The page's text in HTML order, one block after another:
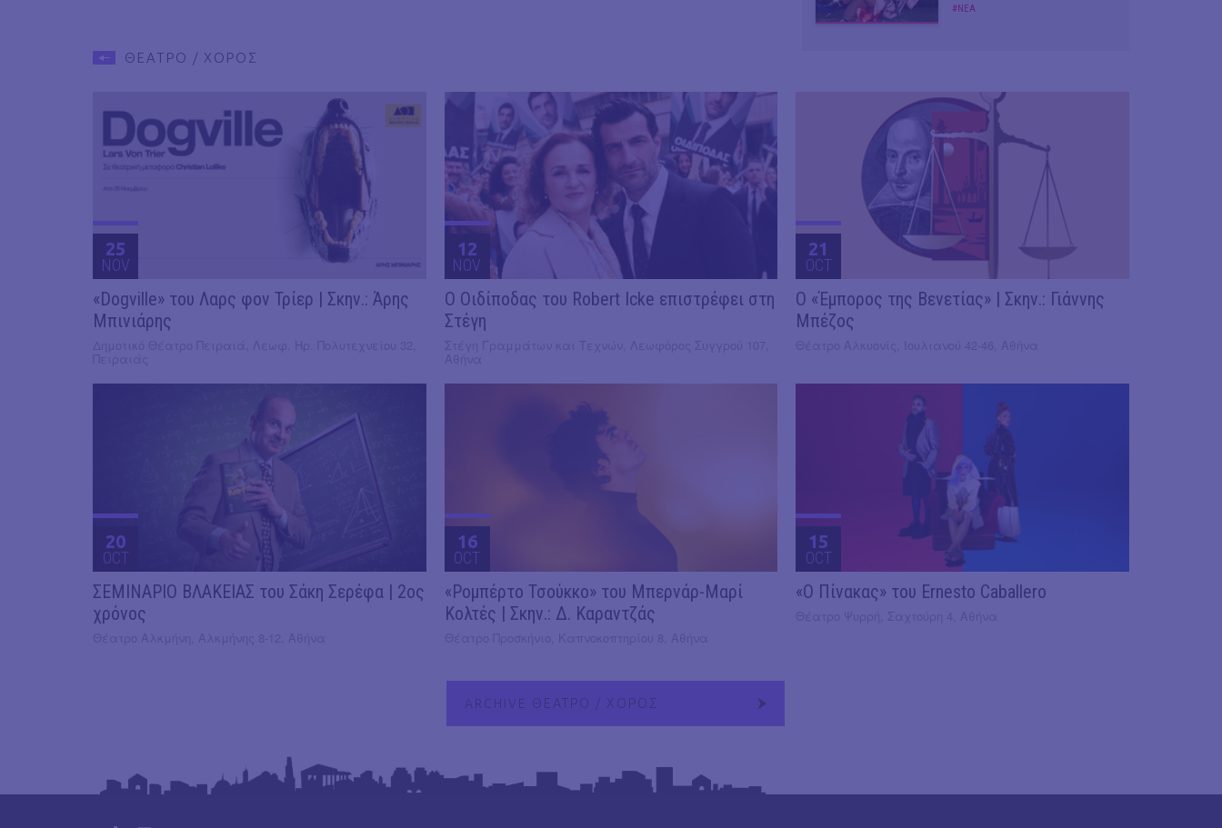
#ΝΕΑ
ΘΕΑΤΡΟ / ΧΟΡΟΣ
25
NOV
«Dogville» του Λαρς φον Τρίερ | Σκην.: Άρης
Μπινιάρης
12
NOV
O Οιδίποδας του Robert Icke επιστρέφει στη
Στέγη
21
OCT
Ο «Έμπορος της Βενετίας» | Σκην.: Γιάννης
Μπέζος
20
OCT
ΣΕΜΙΝΑΡΙΟ ΒΛΑΚΕΙΑΣ του Σάκη Σερέφα | 2ος
χρόνος
16
OCT
«Ρομπέρτο Τσούκκο» του Μπερνάρ-Μαρί
Κολτές | Σκην.: Δ. Καραντζάς
15
OCT
«Ο Πίνακας» του Ernesto Caballero
ARCHIVE ΘΕΑΤΡΟ / ΧΟΡΟΣ